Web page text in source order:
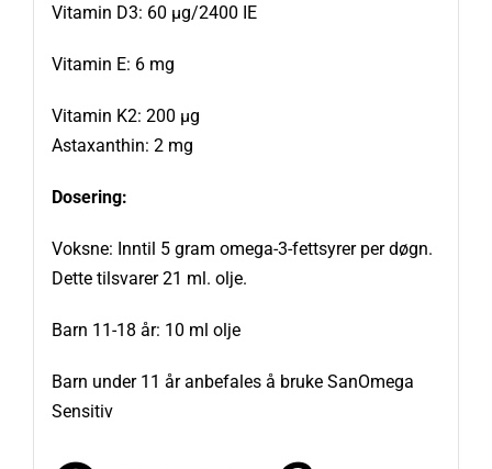
Vitamin D3: 60 μg/2400 IE
Vitamin E: 6 mg
Vitamin K2: 200 μg
Astaxanthin: 2 mg
Dosering:
Voksne: Inntil 5 gram omega-3-fettsyrer per døgn.
Dette tilsvarer 21 ml. olje.
Barn 11-18 år: 10 ml olje
Barn under 11 år anbefales å bruke SanOmega
Sensitiv